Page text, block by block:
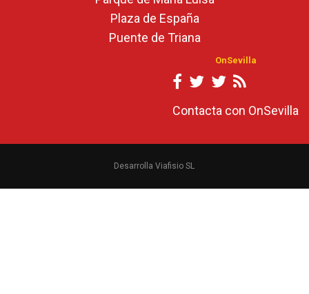
Plaza de España
Puente de Triana
OnSevilla
Contacta con OnSevilla
Desarrolla Viafisio SL